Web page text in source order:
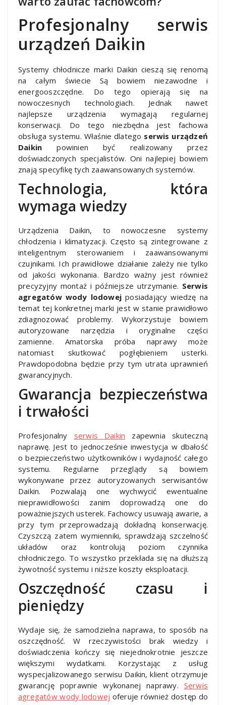
Profesjonalny serwis
urządzeń Daikin
Systemy chłodnicze marki Daikin cieszą się renomą
na całym świecie Są bowiem niezawodne i
energooszczędne. Do tego opierają się na
nowoczesnych technologiach. Jednak nawet
najlepsze urządzenia wymagają regularnej
konserwacji. Do tego niezbędna jest fachowa
obsługa systemu. Właśnie dlatego serwis urządzeń
Daikin powinien być realizowany przez
doświadczonych specjalistów. Oni najlepiej bowiem
znają specyfikę tych zaawansowanych systemów.
Technologia, która
wymaga wiedzy
Urządzenia Daikin, to nowoczesne systemy
chłodzenia i klimatyzacji. Często są zintegrowane z
inteligentnym sterowaniem i zaawansowanymi
czujnikami. Ich prawidłowe działanie zależy nie tylko
od jakości wykonania. Bardzo ważny jest również
precyzyjny montaż i późniejsze utrzymanie. Serwis
agregatów wody lodowej posiadający wiedzę na
temat tej konkretnej marki jest w stanie prawidłowo
zdiagnozować problemy. Wykorzystuje bowiem
autoryzowane narzędzia i oryginalne części
zamienne. Amatorska próba naprawy może
natomiast skutkować pogłębieniem usterki.
Prawdopodobna będzie przy tym utrata uprawnień
gwarancyjnych.
Gwarancja bezpieczeństwa
i trwałości
Profesjonalny serwis Daikin zapewnia skuteczną
naprawę. Jest to jednocześnie inwestycja w dbałość
o bezpieczeństwo użytkowników i wydajność całego
systemu. Regularne przeglądy są bowiem
wykonywane przez autoryzowanych serwisantów
Daikin. Pozwalają one wychwycić ewentualne
nieprawidłowości zanim doprowadzą one do
poważniejszych usterek. Fachowcy usuwają awarie, a
przy tym przeprowadzają dokładną konserwację.
Czyszczą zatem wymienniki, sprawdzają szczelność
układów oraz kontrolują poziom czynnika
chłodniczego. To wszystko przekłada się na dłuższą
żywotność systemu i niższe koszty eksploatacji.
Oszczędność czasu i
pieniędzy
Wydaje się, że samodzielna naprawa, to sposób na
oszczędność. W rzeczywistości brak wiedzy i
doświadczenia kończy się niejednokrotnie jeszcze
większymi wydatkami. Korzystając z usług
wyspecjalizowanego serwisu Daikin, klient otrzymuje
gwarancję poprawnie wykonanej naprawy. Serwis
agregatów wody lodowej oferuje również dostęp do